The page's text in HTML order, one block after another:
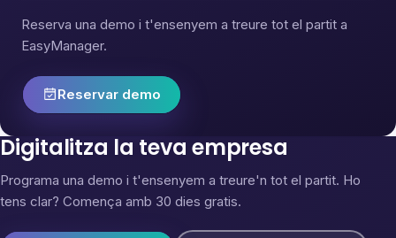
Reserva una demo i t'ensenyem a treure tot el partit a
EasyManager.
Reservar demo
Digitalitza la teva empresa
Programa una demo i t'ensenyem a treure'n tot el partit. Ho
tens clar? Comença amb 30 dies gratis.